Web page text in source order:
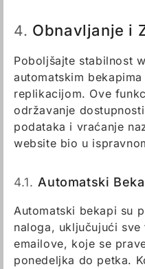
4. Obnavljanje i
Poboljšajte stabilnost
automatskim
replikacijom. Ove
održavanje
podataka i vraćanje
website bio u
4.1. Automatski
Automatski bekapi su
naloga, uključujući
emailove, koje se
ponedeljka do petka.